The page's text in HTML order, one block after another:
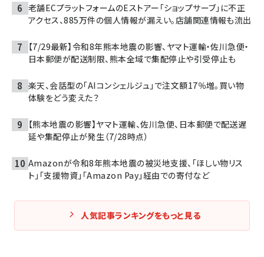
老舗ECプラットフォームのEストアー「ショップサーブ」に不正
アクセス、885万件の個人情報が漏えい。店舗関連情報も流出
【7/29最新】令和8年熊本地震の影響、ヤマト運輸・佐川急便・
日本郵便が配送制限、熊本全域で集配停止や引受停止も
楽天、会話型の「AIコンシェルジュ」で注文額17％増。買い物
体験をどう変えた？
【熊本地震の影響】ヤマト運輸、佐川急便、日本郵便で配送遅
延や集配停止が発生（7/28時点）
Amazonが令和8年熊本地震の被災地支援、「ほしい物リス
ト」「支援物資」「Amazon Pay」経由での寄付など
人気記事ランキングをもっと見る